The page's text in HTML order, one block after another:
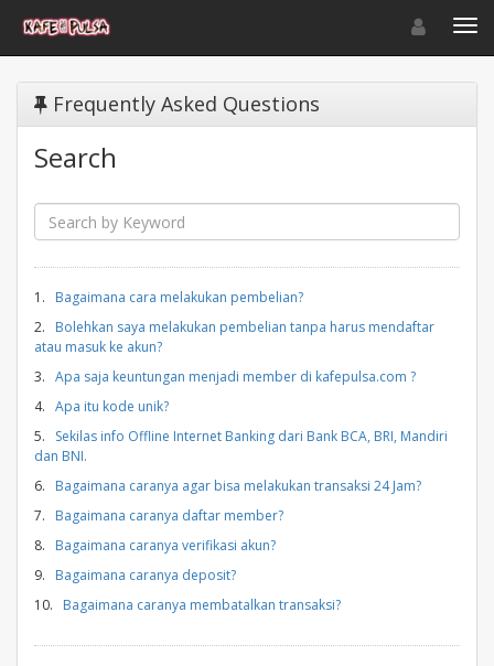
Toggle
Frequently Asked Questions
Search
1.
Bagaimana cara melakukan pembelian?
2.
Bolehkan saya melakukan pembelian tanpa harus mendaftar
atau masuk ke akun?
3. Apa saja keuntungan menjadi member di kafepulsa.com ?
4. Apa itu kode unik?
5.
Sekilas info Offline Internet Banking dari Bank BCA, BRI, Mandiri
dan BNI.
6.
Bagaimana caranya agar bisa melakukan transaksi 24 Jam?
7.
Bagaimana caranya daftar member?
8.
Bagaimana caranya verifikasi akun?
9.
Bagaimana caranya deposit?
10.
Bagaimana caranya membatalkan transaksi?